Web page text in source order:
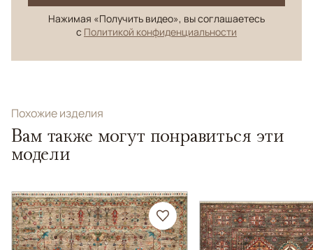
Нажимая «Получить видео», вы соглашаетесь
с Политикой конфиденциальности
Похожие изделия
Вам также могут понравиться эти
модели